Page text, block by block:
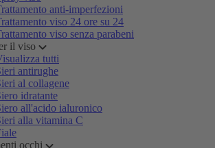
anti-imperfezioni
viso 24 ore su 24
viso senza parabeni
il viso
tutti
antirughe
al collagene
idratante
all'acido ialuronico
alla vitamina C
occhi